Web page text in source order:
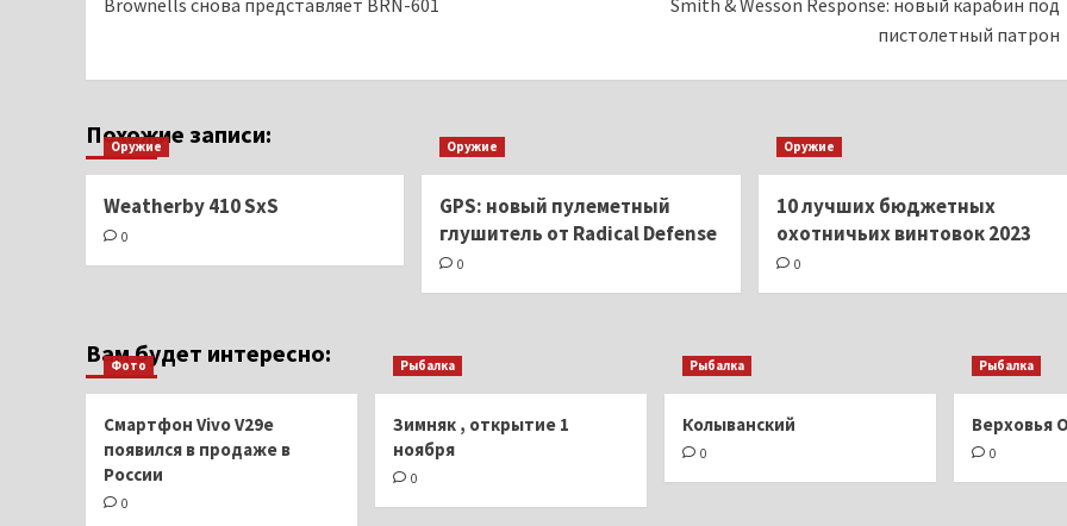
записи
Brownells снова представляет BRN-601
Smith & Wesson Response: новый карабин под
пистолетный патрон
Похожие записи:
Оружие
Weatherby 410 SxS
0
Оружие
GPS: новый пулеметный
глушитель от Radical Defense
0
Оружие
10 лучших бюджетных
охотничьих винтовок 2023
0
Вам будет интересно:
Фото
Смартфон Vivo V29e
появился в продаже в
России
0
Рыбалка
Зимняк , открытие 1
ноября
0
Рыбалка
Колыванский
0
Рыбалка
Верховья
0